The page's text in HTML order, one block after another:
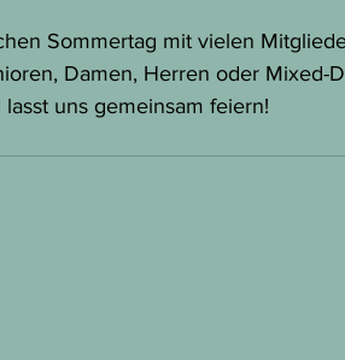
Sommertag mit vielen
Damen, Herren oder Mixed-
uns gemeinsam feiern!